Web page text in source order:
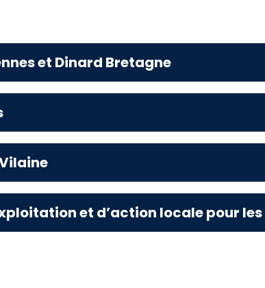
et Dinard Bretagne
et d’action locale pour